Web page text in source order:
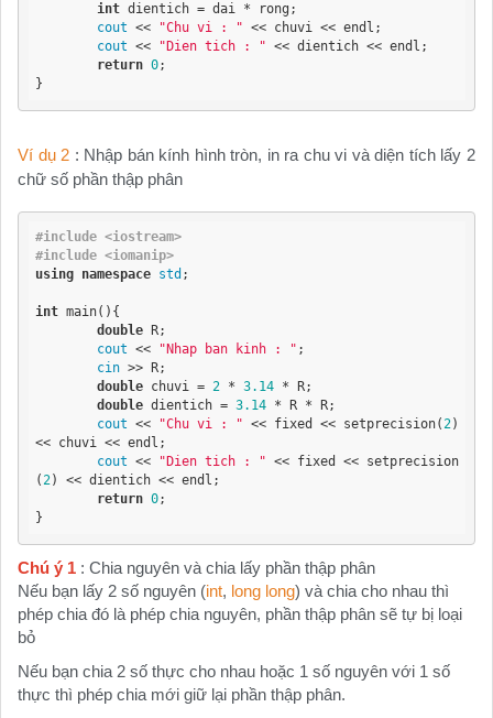
int dientich = dai * rong;
cout << "Chu vi : " << chuvi << endl;
cout << "Dien tich : " << dientich << endl;
return 0;
}
Ví dụ 2 : Nhập bán kính hình tròn, in ra chu vi và diện tích lấy 2
chữ số phần thập phân
#include <iostream>
#include <iomanip>
using
namespace std ;
int main(){
double R;
cout << "Nhap ban kinh : " ;
cin >> R;
double chuvi = 2 * 3.14 * R;
double dientich = 3.14 * R * R;
cout << "Chu vi : " << fixed << setprecision(2)
<< chuvi << endl;
cout << "Dien tich : " << fixed << setprecision
(2) << dientich << endl;
return 0;
}
Chú ý 1 : Chia nguyên và chia lấy phần thập phân
Nếu bạn lấy 2 số nguyên (int, long long) và chia cho nhau thì
phép chia đó là phép chia nguyên, phần thập phân sẽ tự bị loại
bỏ
Nếu bạn chia 2 số thực cho nhau hoặc 1 số nguyên với 1 số
thực thì phép chia mới giữ lại phần thập phân.